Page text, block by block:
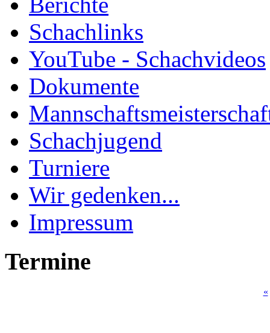
Schachlinks
YouTube - Schachvideos
Dokumente
Schachjugend
Turniere
Wir gedenken...
Impressum
Termine
«